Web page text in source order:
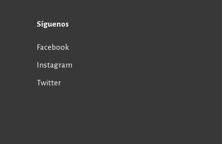
Síguenos
Facebook
Instagram
Twitter